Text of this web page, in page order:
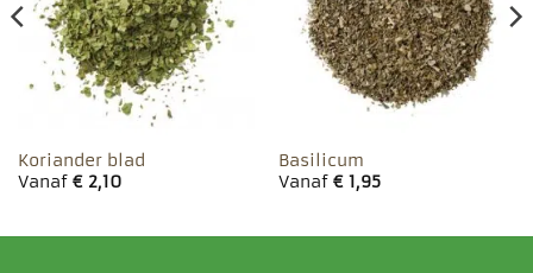
Koriander blad
Vanaf €2,10
Basilicum
Vanaf €1,95